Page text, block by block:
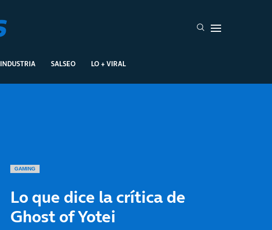
INDUSTRIA SALSEO LO + VIRAL
GAMING
Lo que dice la crítica de
Ghost of Yotei